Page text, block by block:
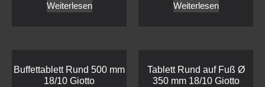
Weiterlesen Weiterlesen
Buffettablett Rund 500 mm
18/10 Giotto
Tablett Rund auf Fuß Ø
350 mm 18/10 Giotto